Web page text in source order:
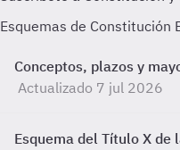
Esquemas de Constitución
Conceptos, plazos y
Actualizado 7 jul 2026
Esquema del Título X de